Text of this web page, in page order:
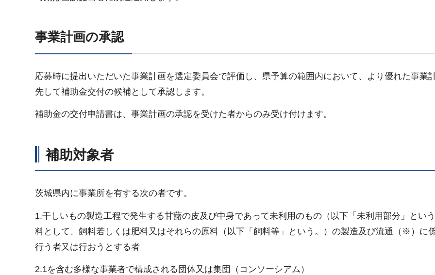
事業計画の承認
応募時に提出いただいた事業計画を選定委員会で評価し、県予算の範囲内において、より優れた事業
先して補助金交付の候補として承認します。
補助金の交付申請書は、事業計画の承認を受けた者からのみ受け付けます。
補助対象者
茨城県内に事業所を有する次の者です。
1.干しいもの製造工程で発生する甘藷の皮及び中身であって未利用のもの（以下「未利用部分」とい
料として、飼料若しくは肥料又はそれらの原料（以下「飼料等」という。）の製造及び流通（※）に
行う者又は行おうとする者
2.1を含む多様な事業者で構成される団体又は集団（コンソーシアム）